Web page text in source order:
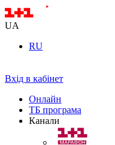
UA
RU
Вхід в кабінет
Онлайн
ТБ програма
Канали